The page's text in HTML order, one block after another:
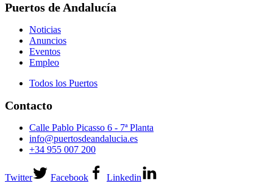
Puertos de Andalucía
Noticias
Anuncios
Eventos
Empleo
Todos los Puertos
Contacto
Calle Pablo Picasso 6 - 7ª Planta
info@puertosdeandalucia.es
+34 955 007 200
Twitter Facebook Linkedin